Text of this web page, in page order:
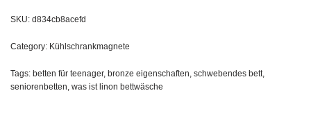
SKU: d834cb8acefd
Category: Kühlschrankmagnete
Tags: betten für teenager, bronze eigenschaften schwebendes bett
seniorenbetten was ist linon bettwäsche